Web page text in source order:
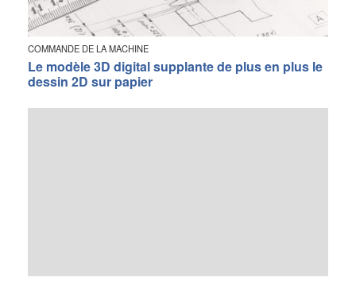
COMMANDE DE LA MACHINE
Le modèle 3D digital supplante de plus en plus le
dessin 2D sur papier